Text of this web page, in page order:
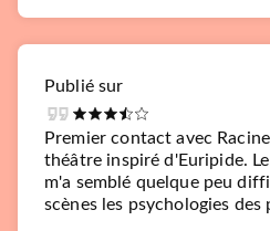
Publié sur
Premier contact avec
théâtre inspiré d'Euripide.
m'a semblé quelque peu
scènes les psychologies des